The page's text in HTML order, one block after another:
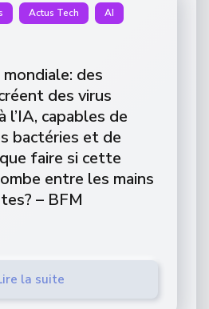
Actus Tech AI
des
des virus
l’IA, capables de
bactéries et de
faire si cette
entre les mains
– BFM
la suite